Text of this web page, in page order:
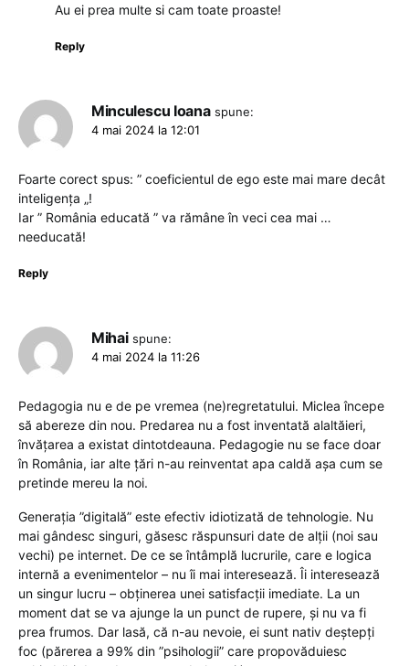
Au ei prea multe si cam toate proaste!
Reply
Minculescu Ioana spune:
4 mai 2024 la 12:01
Foarte corect spus: ” coeficientul de ego este mai mare decât
inteligența „!
Iar ” România educată ” va rămâne în veci cea mai …
needucată!
Reply
Mihai spune:
4 mai 2024 la 11:26
Pedagogia nu e de pe vremea (ne)regretatului. Miclea începe
să abereze din nou. Predarea nu a fost inventată alaltăieri,
învățarea a existat dintotdeauna. Pedagogie nu se face doar
în România, iar alte țări n-au reinventat apa caldă așa cum se
pretinde mereu la noi.
Generația ”digitală” este efectiv idiotizată de tehnologie. Nu
mai gândesc singuri, găsesc răspunsuri date de alții (noi sau
vechi) pe internet. De ce se întâmplă lucrurile, care e logica
internă a evenimentelor – nu îi mai interesează. Îi interesează
un singur lucru – obținerea unei satisfacții imediate. La un
moment dat se va ajunge la un punct de rupere, și nu va fi
prea frumos. Dar lasă, că n-au nevoie, ei sunt nativ deștepți
foc (părerea a 99% din ”psihologii” care propovăduiesc